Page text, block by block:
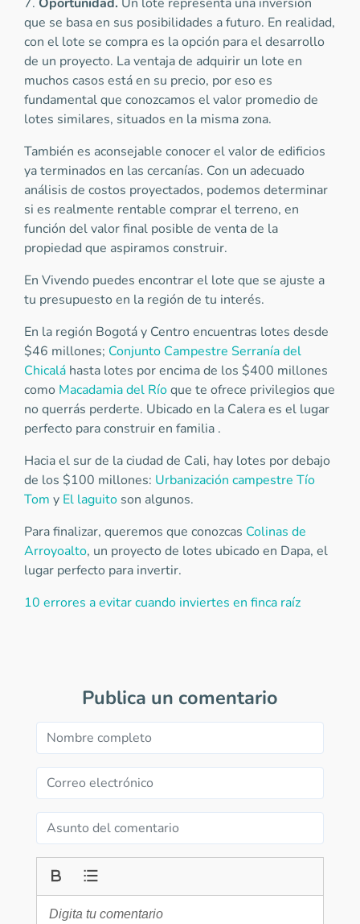
que se basa en sus posibilidades a futuro. En realidad,
con el lote se compra es la opción para el desarrollo
de un proyecto. La ventaja de adquirir un lote en
muchos casos está en su precio, por eso es
fundamental que conozcamos el valor promedio de
lotes similares, situados en la misma zona.
También es aconsejable conocer el valor de edificios
ya terminados en las cercanías. Con un adecuado
análisis de costos proyectados, podemos determinar
si es realmente rentable comprar el terreno, en
función del valor final posible de venta de la
propiedad que aspiramos construir.
En Vivendo puedes encontrar el lote que se ajuste a
tu presupuesto en la región de tu interés.
En la región Bogotá y Centro encuentras lotes desde
$46 millones; Conjunto Campestre Serranía del
Chicalá hasta lotes por encima de los $400 millones
como Macadamia del Ríoque te ofrece privilegios que
no querrás perderte. Ubicado en la Calera es el lugar
perfecto para construir en familia .
Hacia el sur de la ciudad de Cali, hay lotes por debajo
de los $100 millones: Urbanización campestre Tío
Tom y El laguito son algunos.
Para finalizar, queremos que conozcas Colinas de
Arroyoalto, un proyecto de lotes ubicado en Dapa, el
lugar perfecto para invertir.
10 errores a evitar cuando inviertes en finca raíz
Publica un comentario